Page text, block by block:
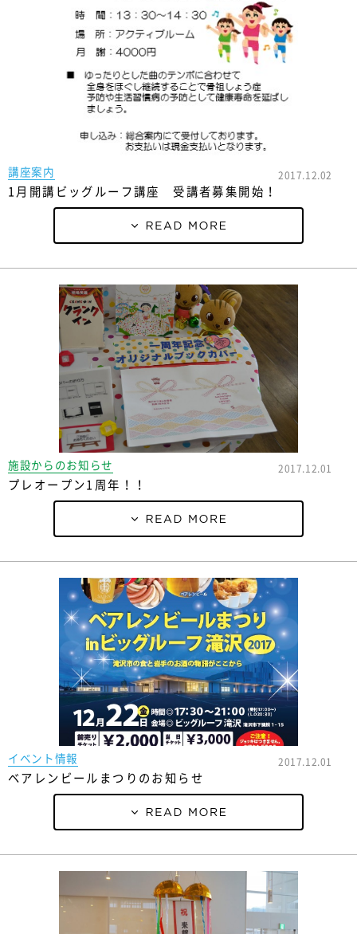
講座案内 2017.12.02
1月開講ビッグルーフ講座 受講者募集開始！
施設からのお知らせ 2017.12.01
プレオープン1周年！！
イベント情報 2017.12.01
ベアレンビールまつりのお知らせ